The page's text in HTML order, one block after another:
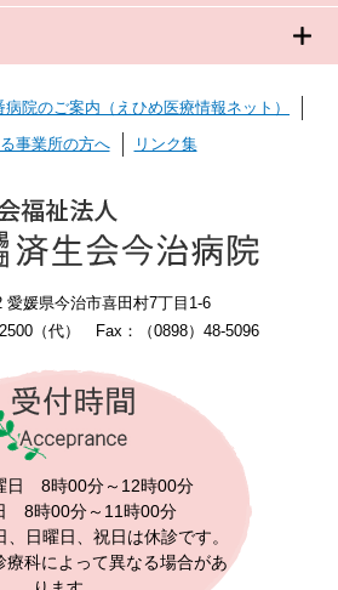
病院のご案内（えひめ医療情報ネット）
事業所の方へ
リンク集
愛媛県今治市喜田村7丁目1-6
（代） Fax：（0898）48-5096
日 8時00分～12時00分
8時00分～11時00分
日曜日、祝日は休診です。
療科によって異なる場合があ